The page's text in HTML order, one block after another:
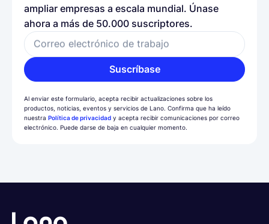
ampliar empresas a escala mundial. Únase
ahora a más de 50.000 suscriptores.
Correo electrónico de trabajo
Suscríbase
Al enviar este formulario, acepta recibir actualizaciones sobre los
productos, noticias, eventos y servicios de Lano. Confirma que ha leído
nuestra Política de privacidad y acepta recibir comunicaciones por correo
electrónico. Puede darse de baja en cualquier momento.